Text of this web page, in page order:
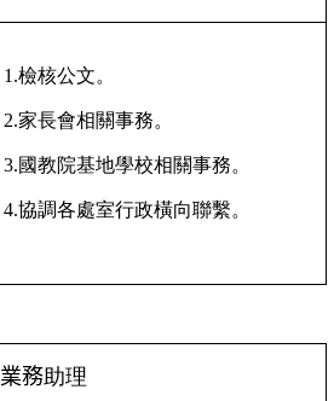
1.檢核公文。
2.家長會相關事務。
3.國教院基地學校相關事務。
4.協調各處室行政橫向聯繫。
業務助理